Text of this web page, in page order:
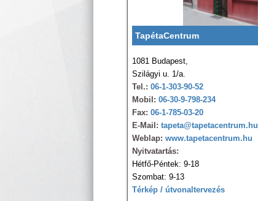
TapétaCentrum
1081 Budapest,
Szilágyi u. 1/a.
Tel.: 06-1-303-90-52
Mobil: 06-30-9-798-234
Fax: 06-1-785-03-20
E-Mail: tapeta@tapetacentrum.hu
Weblap: www.tapetacentrum.hu
Nyitvatartás:
Hétfő-Péntek: 9-18
Szombat: 9-13
Térkép / útvonaltervezés